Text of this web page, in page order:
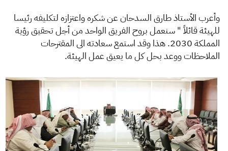
وأعرب الأستاذ طارق السدحان عن شكره واعتزازه لتكليفه رئيسا
للهيئة قائلاً " سنعمل بروح الفريق الواحد من أجل تحقيق رؤية
المملكة 2030. هذا وقد استمع سعادته الى المقترحات
الملاحظات ووعد بحل كل ما يعيق عمل الهيئة.